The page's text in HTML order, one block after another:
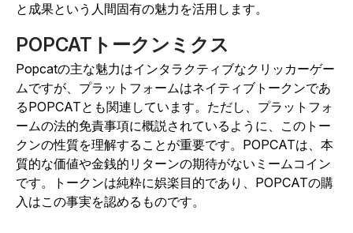
と成果という人間固有の魅力を活用します。
POPCATトークンミクス
Popcatの主な魅力はインタラクティブなクリッカーゲー
ムですが、プラットフォームはネイティブトークンであ
るPOPCATとも関連しています。ただし、プラットフォ
ームの法的免責事項に概説されているように、このトー
クンの性質を理解することが重要です。 POPCATは、本
質的な価値や金銭的リターンの期待がないミームコイン
です。トークンは純粋に娯楽目的であり、POPCATの購
入はこの事実を認めるものです。